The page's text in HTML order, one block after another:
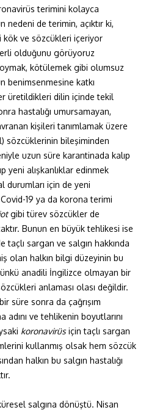
terimini kolayca
nedeni de terimin, açıktır ki,
kök ve sözcükleri içeriyor
olduğunu görüyoruz
kötülemek gibi olumsuz
benimsenmesine katkı
üretildikleri dilin içinde tekil
hastalığı umursamayan,
kişileri tanımlamak üzere
sözcüklerinin bileşiminden
uzun süre karantinada kalıp
yeni alışkanlıklar edinmek
durumları için de yeni
19 ya da korona terimi
gibi türev sözcükler de
Bunun en büyük tehlikesi ise
sargan ve salgın hakkında
olan halkın bilgi düzeyinin bu
anadili İngilizce olmayan bir
anlaması olası değildir.
süre sonra da çağrışım
ve tehlikenin boyutlarını
koronavirüsiçin taçlı sargan
kullanmış olsak hem sözcük
halkın bu salgın hastalığı
salgına dönüştü. Nisan